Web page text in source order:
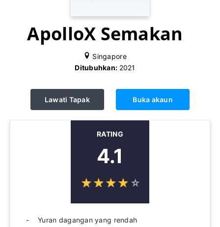
ApolloX Semakan
Singapore
Ditubuhkan: 2021
Lawati Tapak Buka akaun
RATING
4.1
☆☆☆☆ ☆
★★★★ ★
Yuran dagangan yang rendah